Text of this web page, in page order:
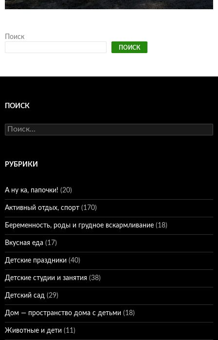
Поиск
ПОИСК
ПОИСК
Найти:
РУБРИКИ
А ну ка, папочки! (20)
Активный отдых, спорт (170)
Беременность, роды и грудное вскармливание (18)
Вкусная еда (17)
Детские праздники (40)
Детские студии и занятия (38)
Детский сад (29)
Дом — пространство дома с детьми (18)
Животные и дети (11)